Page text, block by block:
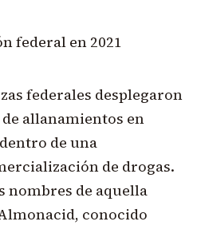
federal en 2021
federales desplegaron
allanamientos en
de una
de drogas.
nombres de aquella
conocido